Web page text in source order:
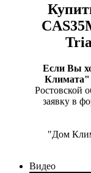
Если Вы
Климата"
Ростовской
заявку в
"Дом
Видео